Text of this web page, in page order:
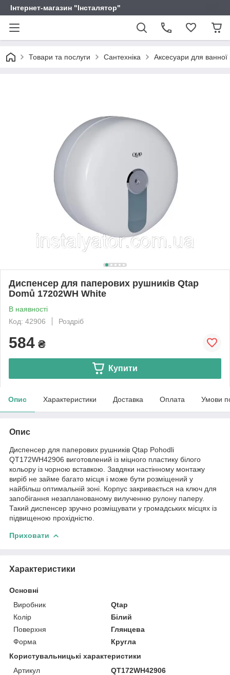
Інтернет-магазин "Інсталятор"
Товари та послуги Сантехніка Аксесуари для ванної
Диспенсер для паперових рушників Qtap
Domů 17202WH White
В наявності
Код: 42906
Роздріб
584 ₴
Купити
Опис Характеристики Доставка Оплата Умови
Опис
Диспенсер для паперових рушників Qtap Pohodli
QT172WH42906 виготовлений із міцного пластику білого
кольору із чорною вставкою. Завдяки настінному монтажу
виріб не займе багато місця і може бути розміщений у
найбільш оптимальній зоні. Корпус закривається на ключ для
запобігання незапланованому вилученню рулону паперу.
Такий диспенсер зручно розміщувати у громадських місцях із
підвищеною прохідністю.
Приховати
Характеристики
Основні
Виробник
Qtap
Колір
Білий
Поверхня
Глянцева
Форма
Кругла
Користувальницькі характеристики
Артикул
QT172WH42906